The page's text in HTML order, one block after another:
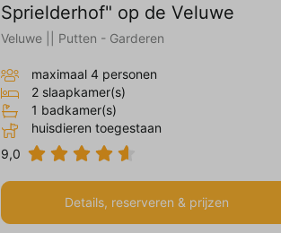
Sprielderhof" op de Veluwe
Veluwe || Putten - Garderen
maximaal 4 personen
2 slaapkamer(s)
1 badkamer(s)
huisdieren toegestaan
9,0
Details, reserveren & prijzen